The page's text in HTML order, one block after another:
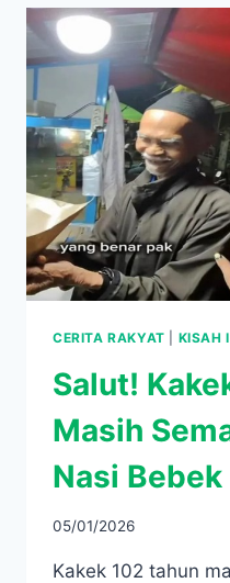
INI
TOLAK
DENGAN
ALASAN
CERITA RAKYAT KISAH
Salut!
Masih
Nasi
05/01/2026
Kakek 102 tahun